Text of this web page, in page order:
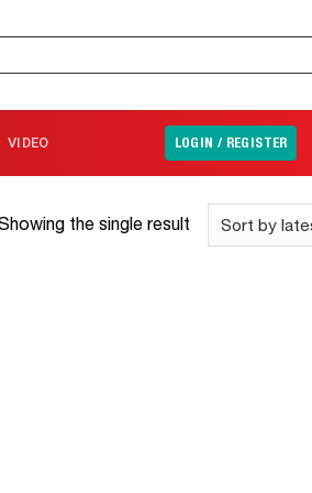
VIDEO LOGIN / REGISTER
the single result